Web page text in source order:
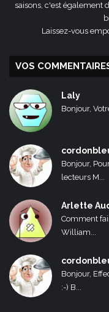
saisons, c'est également
Laissez-vous
VOS
Laly
Bonjour,
Bonjour,
lecteurs M...
Arlette
Comment
William...
Bonjour,
:-) B...